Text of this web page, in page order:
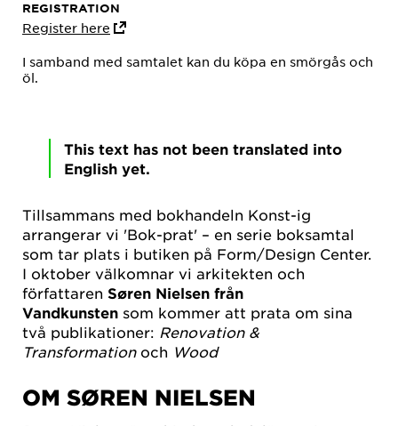
This text has not been translated into
English yet.
Tillsammans med bokhandeln Konst-ig
arrangerar vi 'Bok-prat' – en serie boksamtal
som tar plats i butiken på Form/Design Center.
I oktober välkomnar vi arkitekten och
författaren Søren Nielsen från
Vandkunsten som kommer att prata om sina
två publikationer: Renovation &
Transformationoch Wood
OM SØREN NIELSEN
REGISTRATION
Register here
I samband med samtalet kan du köpa en smörgås och
öl.